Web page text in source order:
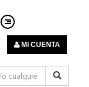
MI CUENTA